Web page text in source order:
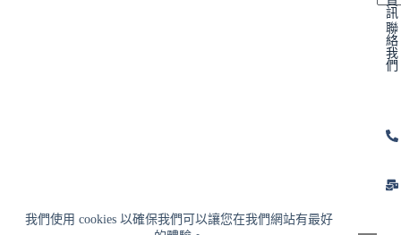
我們使用 cookies 以確保我們可以讓您在我們網站有最好
訊
聯
絡
我
們